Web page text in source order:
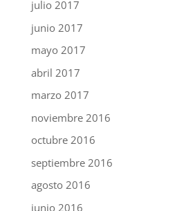
julio 2017
junio 2017
mayo 2017
abril 2017
marzo 2017
noviembre 2016
octubre 2016
septiembre 2016
agosto 2016
junio 2016